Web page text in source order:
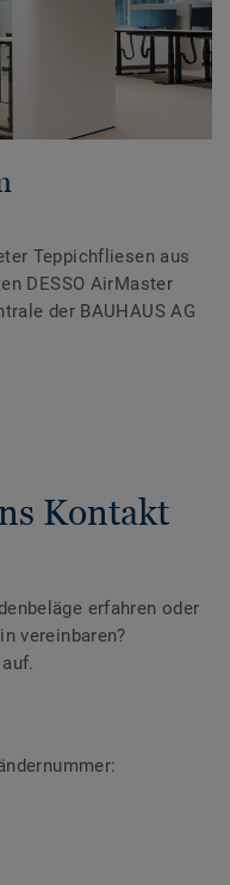
Teppichfliesen aus
DESSO AirMaster
der BAUHAUS AG
Kontakt
erfahren oder
vereinbaren?